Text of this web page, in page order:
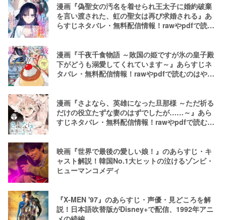
漫画『偽聖女の汚名を着せられ王太子に婚約破棄
を言い渡された、虹の聖女は再び求婚される』あ
らすじネタバレ・無料配信情報！rawやpdfで読む
漫画『千夜千食物語 ～敗国の姫ですが氷の皇子殿
下がどうも溺愛してくれています～』あらすじネ
タバレ・無料配信情報！rawやpdfで読むのはやめ
漫画『さよなら、英雄になった旦那様 ～ただ祈る
だけの役立たずな妻のはずでしたが……～』あら
すじネタバレ・無料配信情報！rawやpdfで読むの
映画『世界で最後の愛しい娘！』のあらすじ・キ
ャスト解説！韓国No.1大ヒットの泣けるゾンビ・
ヒューマンコメディ
『X-MEN '97』のあらすじ・声優・見どころを解
説！日本語吹替版がDisney+で配信、1992年アニ